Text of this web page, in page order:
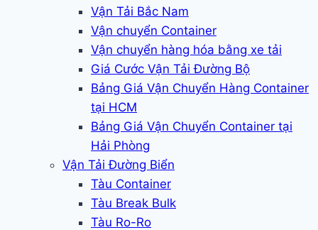
Vận Tải Bắc Nam
Vận chuyển Container
Vận chuyển hàng hóa bằng xe tải
Giá Cước Vận Tải Đường Bộ
Bảng Giá Vận Chuyển Hàng Container
tại HCM
Bảng Giá Vận Chuyển Container tại
Hải Phòng
Vận Tải Đường Biển
Tàu Container
Tàu Break Bulk
Tàu Ro-Ro